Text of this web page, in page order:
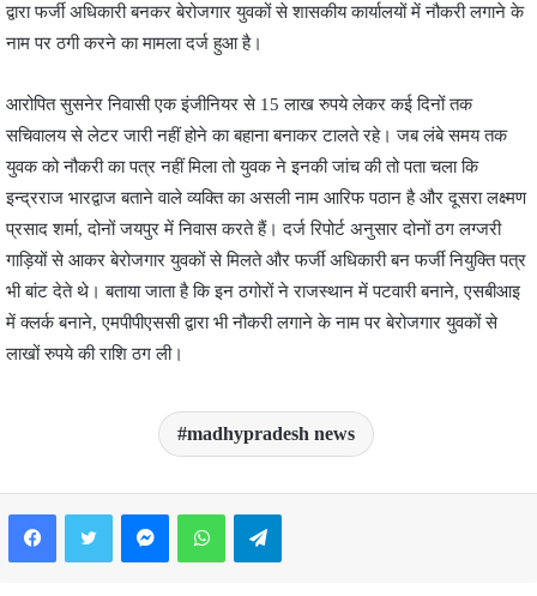
द्वारा फर्जी अधिकारी बनकर बेरोजगार युवकों से शासकीय कार्यालयों में नौकरी लगाने के
नाम पर ठगी करने का मामला दर्ज हुआ है।
आरोपित सुसनेर निवासी एक इंजीनियर से 15 लाख रुपये लेकर कई दिनों तक
सचिवालय से लेटर जारी नहीं होने का बहाना बनाकर टालते रहे। जब लंबे समय तक
युवक को नौकरी का पत्र नहीं मिला तो युवक ने इनकी जांच की तो पता चला कि
इन्द्रराज भारद्वाज बताने वाले व्यक्ति का असली नाम आरिफ पठान है और दूसरा लक्ष्मण
प्रसाद शर्मा, दोनों जयपुर में निवास करते हैं। दर्ज रिपोर्ट अनुसार दोनों ठग लग्जरी
गाड़ियों से आकर बेरोजगार युवकों से मिलते और फर्जी अधिकारी बन फर्जी नियुक्ति पत्र
भी बांट देते थे। बताया जाता है कि इन ठगोरों ने राजस्थान में पटवारी बनाने, एसबीआइ
में क्लर्क बनाने, एमपीपीएससी द्वारा भी नौकरी लगाने के नाम पर बेरोजगार युवकों से
लाखों रुपये की राशि ठग ली।
madhypradesh news
FacebookTwitter MessengerWhatsAppTelegram